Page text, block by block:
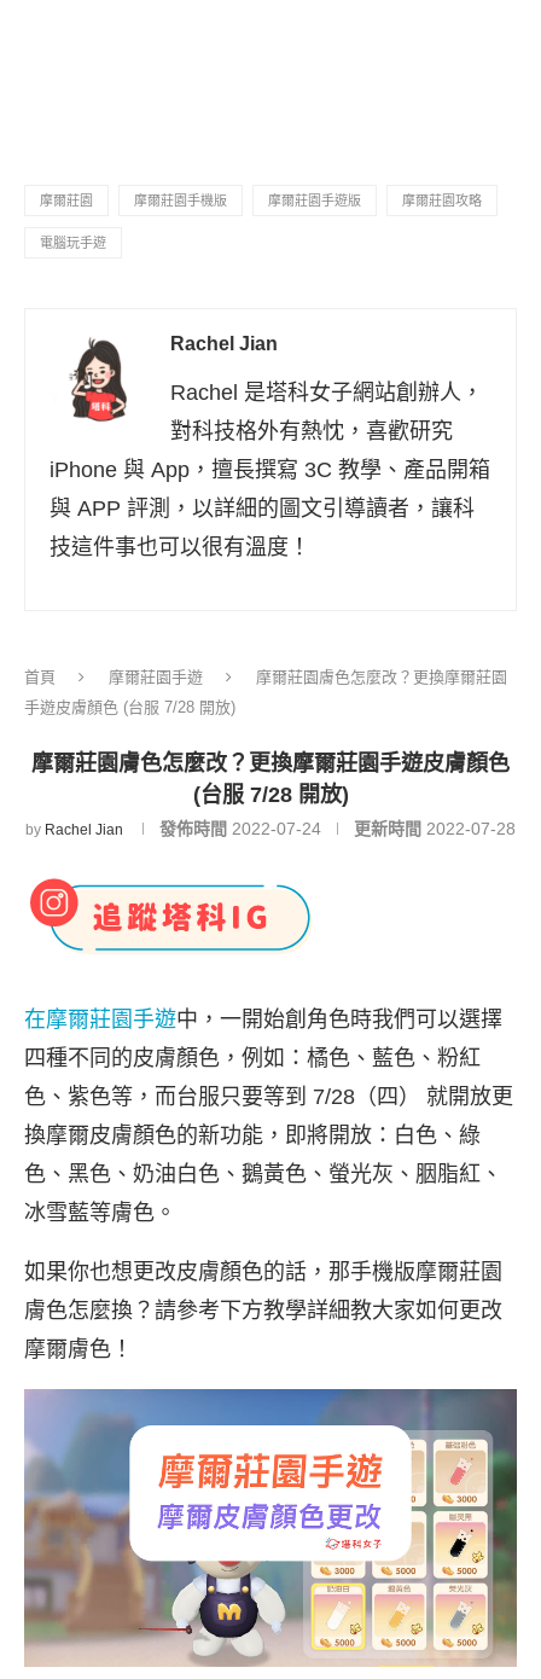
摩爾莊園 摩爾莊園手機版 摩爾莊園手遊版 摩爾莊園攻略
電腦玩手遊
Rachel Jian
Rachel 是塔科女子網站創辦人，
對科技格外有熱忱，喜歡研究
iPhone 與 App，擅長撰寫 3C 教學、產品開箱
與 APP 評測，以詳細的圖文引導讀者，讓科
技這件事也可以很有溫度！
首頁 摩爾莊園手遊
摩爾莊園膚色怎麼改？更換摩爾莊園
手遊皮膚顏色 (台服 7/28 開放)
摩爾莊園膚色怎麼改？更換摩爾莊園手遊皮膚顏色
(台服 7/28 開放)
by Rachel Jian 發佈時間 2022-07-24 更新時間 2022-07-28
在摩爾莊園手遊中，一開始創角色時我們可以選擇
四種不同的皮膚顏色，例如：橘色、藍色、粉紅
色、紫色等，而台服只要等到 7/28（四） 就開放更
換摩爾皮膚顏色的新功能，即將開放：白色、綠
色、黑色、奶油白色、鵝黃色、螢光灰、胭脂紅、
冰雪藍等膚色。
如果你也想更改皮膚顏色的話，那手機版摩爾莊園
膚色怎麼換？請參考下方教學詳細教大家如何更改
摩爾膚色！